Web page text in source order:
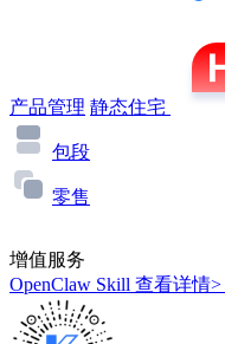
产品管理 静态住宅
包段
零售
增值服务
OpenClaw Skill 查看详情>